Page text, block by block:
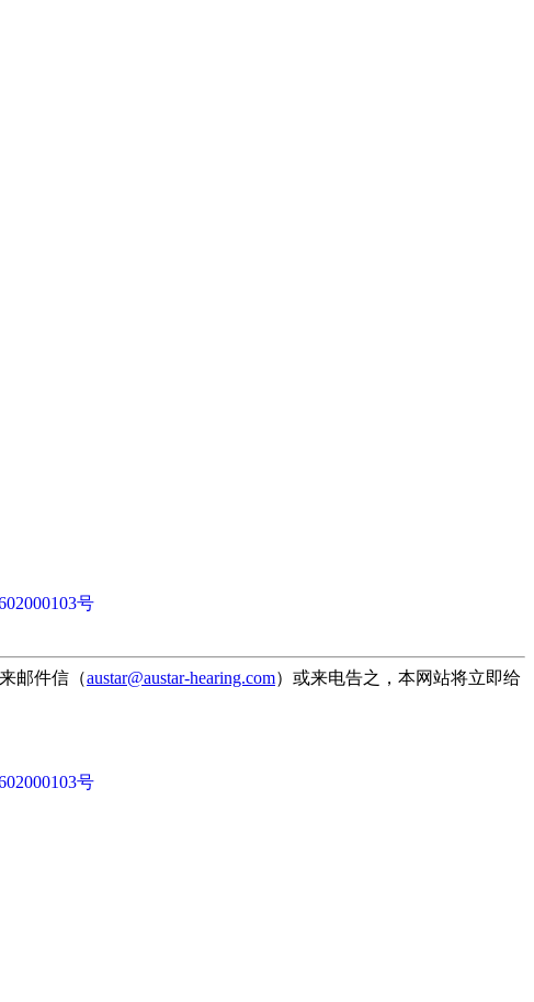
号
邮件信（austar@austar-hearing.com）或来电告之，本网站将立即给
号